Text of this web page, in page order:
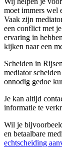
moet immers wel
Vaak zijn
een conflict met
ervaring in
kijken naar een
Scheiden in
mediator
onnodig gedoe
Je kan altijd
informatie te
Wil je
en betaalbare
echtscheiding